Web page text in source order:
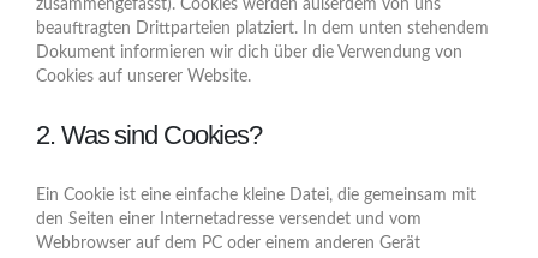
zusammengefasst). Cookies werden außerdem von uns
beauftragten Drittparteien platziert. In dem unten stehendem
Dokument informieren wir dich über die Verwendung von
Cookies auf unserer Website.
2. Was sind Cookies?
Ein Cookie ist eine einfache kleine Datei, die gemeinsam mit
den Seiten einer Internetadresse versendet und vom
Webbrowser auf dem PC oder einem anderen Gerät